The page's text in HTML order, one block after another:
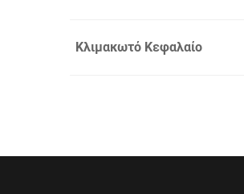
Κλιμακωτό Κεφαλαίο